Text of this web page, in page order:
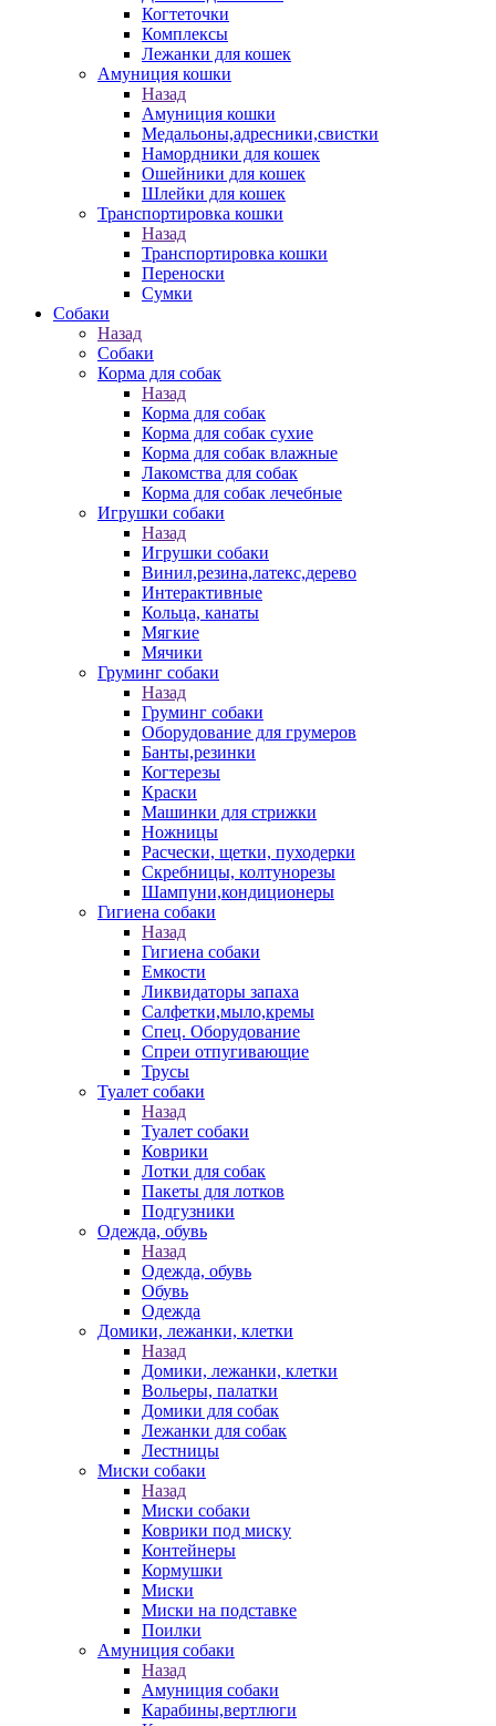
Когтеточки
Комплексы
Лежанки для кошек
Амуниция кошки
Назад
Амуниция кошки
Медальоны,адресники,свистки
Намордники для кошек
Ошейники для кошек
Шлейки для кошек
Транспортировка кошки
Назад
Транспортировка кошки
Переноски
Сумки
Собаки
Назад
Собаки
Корма для собак
Назад
Корма для собак
Корма для собак сухие
Корма для собак влажные
Лакомства для собак
Корма для собак лечебные
Игрушки собаки
Назад
Игрушки собаки
Винил,резина,латекс,дерево
Интерактивные
Кольца, канаты
Мягкие
Мячики
Груминг собаки
Назад
Груминг собаки
Оборудование для грумеров
Банты,резинки
Когтерезы
Краски
Машинки для стрижки
Ножницы
Расчески, щетки, пуходерки
Скребницы, колтунорезы
Шампуни,кондиционеры
Гигиена собаки
Назад
Гигиена собаки
Емкости
Ликвидаторы запаха
Салфетки,мыло,кремы
Спец. Оборудование
Спреи отпугивающие
Трусы
Туалет собаки
Назад
Туалет собаки
Коврики
Лотки для собак
Пакеты для лотков
Подгузники
Одежда, обувь
Назад
Одежда, обувь
Обувь
Одежда
Домики, лежанки, клетки
Назад
Домики, лежанки, клетки
Вольеры, палатки
Домики для собак
Лежанки для собак
Лестницы
Миски собаки
Назад
Миски собаки
Коврики под миску
Контейнеры
Кормушки
Миски
Миски на подставке
Поилки
Амуниция собаки
Назад
Амуниция собаки
Карабины,вертлюги